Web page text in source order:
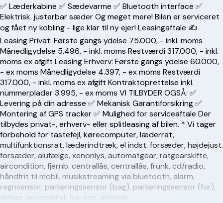
✅ Læderkabine ✅ Sædevarme ✅ Bluetooth interface ✅
Elektrisk. justerbar sæder Og meget mere! Bilen er serviceret
og fået ny kobling - lige klar til ny ejer! Leasingaftale ✍️
Leasing Privat: Første gangs ydelse 75.000, - inkl. moms
Månedligydelse 5.496, - inkl. moms Restværdi 317.000, - inkl.
moms ex afgift Leasing Erhverv: Første gangs ydelse 60.000,
- ex moms Månedligydelse 4.397, - ex moms Restværdi
317.000, - inkl. moms ex afgift Kontraktoprettelse inkl.
nummerplader 3.995, - ex moms VI TILBYDER OGSÅ: ✅
Levering på din adresse ✅ Mekanisk Garantiforsikring ✅
Montering af GPS tracker ✅ Mulighed for serviceaftale Der
tilbydes privat-, erhverv- eller splitleasing af bilen. * Vi tager
forbehold for tastefejl, kørecomputer, læderrat,
multifunktionsrat, læderindtræk, el indst. forsæder, højdejust.
forsæder, alufælge, xenonlys, automatgear, ratgearskifte,
aircondition, fjernb. centrallås, centrallås, frunk, cd/radio,
håndfrit til mobil, musikstreaming via bluetooth, alarm,
regnsensor, parkeringssensor (bag), parkeringssensor (for),
airbag, automatisk lys, esp, antispin